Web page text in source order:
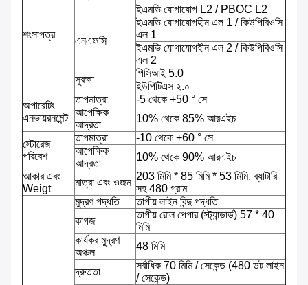
শংসাপত্র
ইএমভি যোগাযোগ L2 / PBOC L2
এনএফসি
ইএমভি যোগাযোগহীন এল 1 / কিউপিবিওসি
এল 1
ইএমভি যোগাযোগহীন এল 2 / কিউপিবিওসি
এল 2
সুরক্ষা
পিসিআই 5.0
ইউপিটিএস ২.০
অপারেটিং
এনভায়রনমেন্ট
তাপমাত্রা
-5 থেকে +50 ° সে
আপেক্ষিক
আদ্রতা
10% থেকে 85% আরএইচ
স্টোরেজ
পরিবেশ
তাপমাত্রা
-10 থেকে +60 ° সে
আপেক্ষিক
আদ্রতা
10% থেকে 90% আরএইচ
আকার এবং
Weigt
মাত্রা এবং ওজন
203 মিমি * 85 মিমি * 53 মিমি, ব্যাটারি
সহ 480 গ্রাম
মুদ্রণ পদ্ধতি
তাপীয় লাইন বিন্দু পদ্ধতি
কাগজ
তাপীয় রোল পেপার (স্ট্যান্ডার্ড) 57 * 40
মিমি
কার্যকর মুদ্রণ
অঞ্চল
48 মিমি
দ্রুততা
সর্বাধিক 70 মিমি / সেকেন্ড (480 ডট লাইন
/ সেকেন্ড)